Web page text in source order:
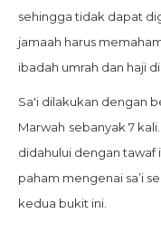
sehingga tidak dapat
jamaah harus
ibadah umrah dan haji
Sa'i dilakukan dengan
Marwah sebanyak 7
didahului dengan tawaf
paham mengenai sa’i
kedua bukit ini.